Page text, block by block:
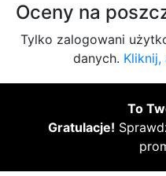
Oceny na
Tylko zalogowani
danych.
To
Gratulacje!